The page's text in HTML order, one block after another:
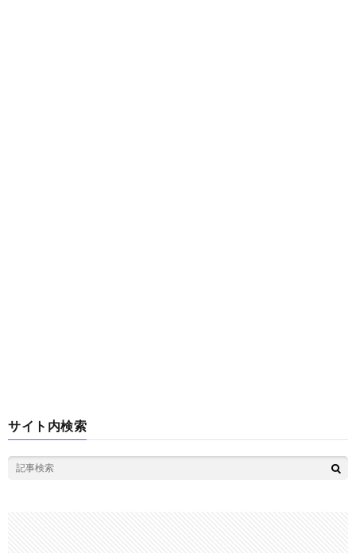
サイト内検索